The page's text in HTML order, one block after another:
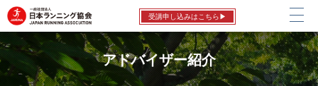
受講申し込みはこちら▶
アドバイザー紹介